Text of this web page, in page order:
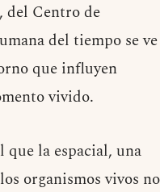
del Centro de
del tiempo se ve
que influyen
vivido.
la espacial, una
organismos vivos no